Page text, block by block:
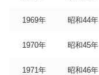
1969年 昭和44年
1970年 昭和45年
1971年 昭和46年